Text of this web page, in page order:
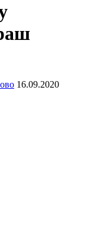
16.09.2020